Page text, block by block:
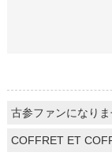
古参ファンになりま
COFFRET ET